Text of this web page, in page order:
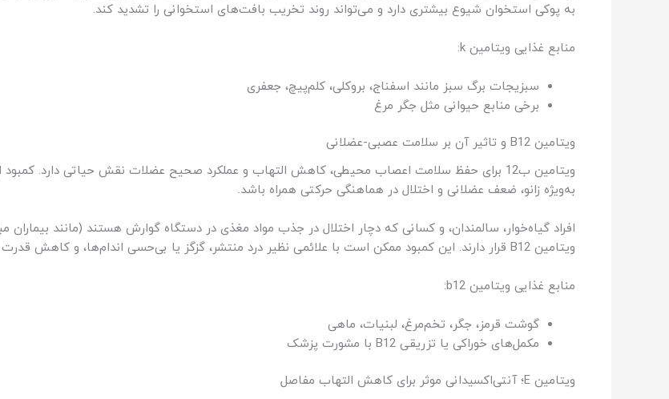
به پوکی استخوان شیوع بیشتری دارد و می‌تواند روند تخریب بافت‌های استخوانی را تشدید کند.
منابع غذایی ویتامین k:
سبزیجات برگ سبز مانند اسفناج، بروکلی، کلم‌پیچ، جعفری
برخی منابع حیوانی مثل جگر مرغ
ویتامین B12 و تاثیر آن بر سلامت عصبی-عضلانی
ویتامین ب12 برای حفظ سلامت اعصاب محیطی، کاهش التهاب و عملکرد صحیح عضلات نقش حیاتی دارد.
به‌ویژه زانو، ضعف عضلانی و اختلال در هماهنگی حرکتی همراه باشد.
افراد گیاه‌خوار، سالمندان، و کسانی که دچار اختلال در جذب مواد مغذی در دستگاه گوارش هستند (مانند
ویتامین B12 قرار دارند. این کمبود ممکن است با علائمی نظیر درد منتشر، گزگز یا بی‌حسی اندام‌ها، و کاهش قدرت عضلانی در ناحیه زانو یا لگن بروز پیدا کند.
منابع غذایی ویتامین b12:
گوشت قرمز، جگر، تخم‌مرغ، لبنیات، ماهی
مکمل‌های خوراکی یا تزریقی B12 با مشورت پزشک
ویتامین E؛ آنتی‌اکسیدانی موثر برای کاهش التهاب مفاصل